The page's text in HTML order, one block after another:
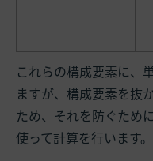
これらの構成要素に、
ますが、構成要素を抜
ため、それを防ぐために
使って計算を行います。